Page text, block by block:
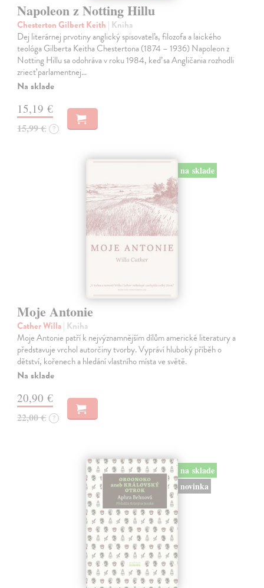
Napoleon z Notting Hillu
Chesterton Gilbert Keith | Kniha
Dej literárnej prvotiny anglický spisovateľa, filozofa a laického
teológa Gilberta Keitha Chestertona (1874 – 1936) Napoleon z
Notting Hillu sa odohráva v roku 1984, keď sa Angličania rozhodli
zriecť parlamentnej…
Na sklade
15,19 €
15,99 € ?
na sklade
Moje Antonie
Cather Willa| Kniha
Moje Antonie patří k nejvýznamnějším dílům americké literatury a
představuje vrchol autorčiny tvorby. Vypráví hluboký příběh o
dětství, kořenech a hledání vlastního místa ve světě.
Na sklade
20,90 €
22,00 € ?
na sklade
novinka